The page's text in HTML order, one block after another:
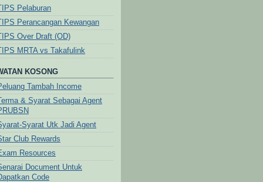
Pelaburan
Perancangan Kewangan
Over Draft (OD)
MRTA vs Takafulink
KOSONG
Tambah Income
& Syarat Sebagai Agent
Syarat Utk Jadi Agent
Club Rewards
Resources
Document Untuk
Code